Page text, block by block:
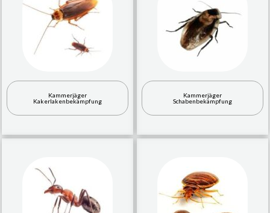
Kammerjäger
Kakerlakenbekämpfung
Kammerjäger
Schabenbekämpfung